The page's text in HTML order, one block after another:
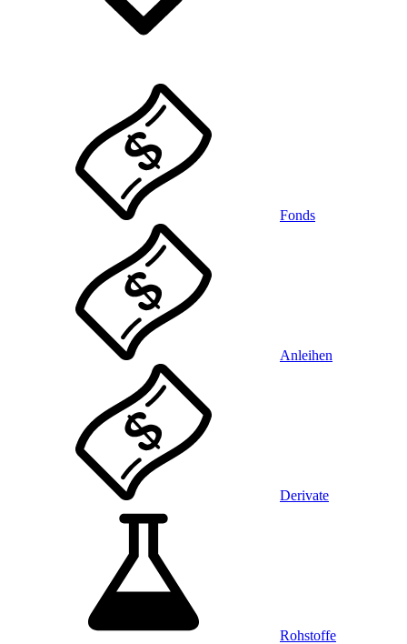
Fonds
Anleihen
Derivate
Rohstoffe